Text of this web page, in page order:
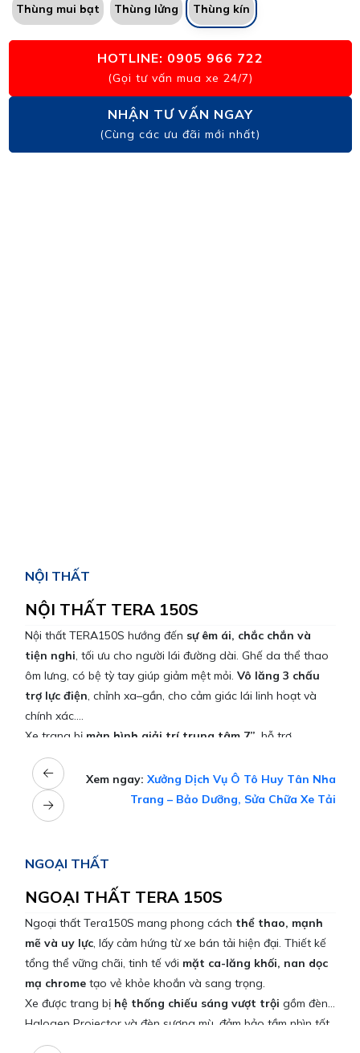
Thùng mui bạt Thùng lửng Thùng kín
HOTLINE: 0905 966 722
(Gọi tư vấn mua xe 24/7)
NHẬN TƯ VẤN NGAY
(Cùng các ưu đãi mới nhất)
NỘI THẤT
NỘI THẤT TERA 150S
Nội thất TERA150S hướng đến sự êm ái, chắc chắn và
tiện nghi, tối ưu cho người lái đường dài. Ghế da thể thao
ôm lưng, có bệ tỳ tay giúp giảm mệt mỏi. Vô lăng 3 chấu
trợ lực điện, chỉnh xa–gần, cho cảm giác lái linh hoạt và
chính xác.
Xe trang bị màn hình giải trí trung tâm 7” , hỗ trợ
Autolink,
nhiều tiện ích nhưkính chỉnh điện 1 chạm, cổng sạc, đồng
hồ hiển thị trực quan, chìa khóa điều khiển từ xa . Tổng
thể nội thất
Xem ngay: Xưởng Dịch Vụ Ô Tô Huy Tân Nha
Trang – Bảo Dưỡng, Sửa Chữa Xe Tải
NGOẠI THẤT
NGOẠI THẤT TERA 150S
Ngoại thất Tera150S mang phong cách thể thao, mạnh
mẽ và uy lực, lấy cảm hứng từ xe bán tải hiện đại. Thiết kế
tổng thể vững chãi, tinh tế với mặt ca-lăng khối, nan dọc
mạ chrometạo vẻ khỏe khoắn và sang trọng.
Xe được trang bị hệ thống chiếu sáng vượt trội gồm đèn
Halogen Projector và đèn sương mù, đảm bảo tầm nhìn tốt
trong mọi điều kiện. Phía sau là